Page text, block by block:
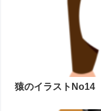
猿のイラストNo14